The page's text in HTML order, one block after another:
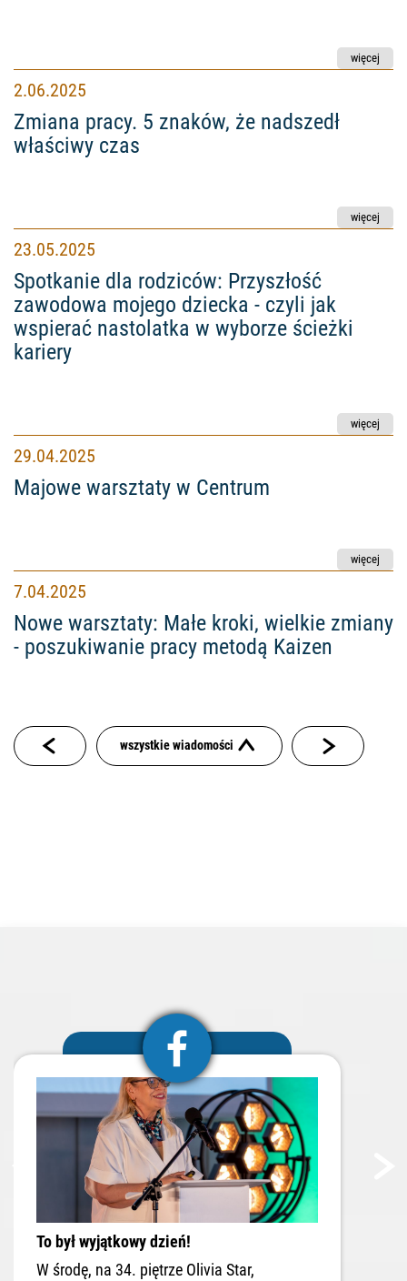
2.06.2025
Zmiana pracy. 5 znaków, że nadszedł
właściwy czas
23.05.2025
Spotkanie dla rodziców: Przyszłość
zawodowa mojego dziecka - czyli jak
wspierać nastolatka w wyborze ścieżki
kariery
29.04.2025
Majowe warsztaty w Centrum
7.04.2025
Nowe warsztaty: Małe kroki, wielkie zmiany
- poszukiwanie pracy metodą Kaizen
wszystkie wiadomości
Nasz Facebook
To był wyjątkowy dzień!
W środę, na 34. piętrze Olivia Star,
poprzednie